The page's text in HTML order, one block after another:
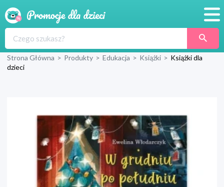
Produkty
Wyprawka
Strona Główna > Produkty > Edukacja > Książki > Książki dla
dzieci